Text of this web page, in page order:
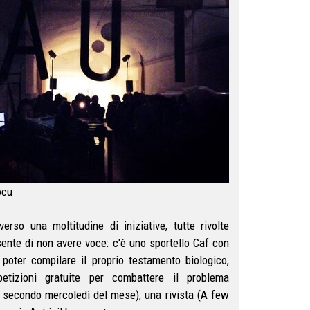
una moltitudine di iniziative, tutte rivolte
di non avere voce: c'è uno sportello Caf con
compilare il proprio testamento biologico,
gratuite per combattere il problema
mercoledì del mese), una rivista (A few